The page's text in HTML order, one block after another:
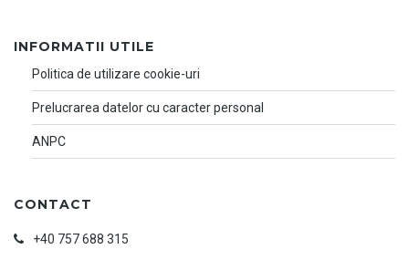
INFORMATII UTILE
Politica de utilizare cookie-uri
Prelucrarea datelor cu caracter personal
ANPC
CONTACT
+40 757 688 315